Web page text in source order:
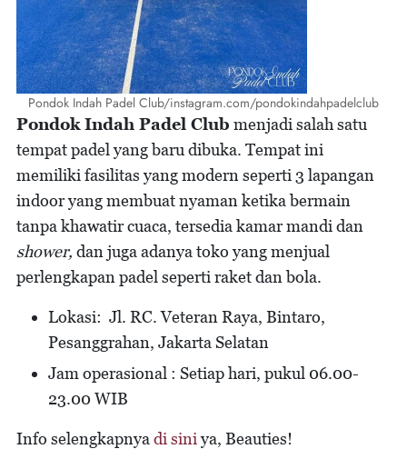
Pondok Indah Padel Club/instagram.com/pondokindahpadelclub
Pondok Indah Padel Club menjadi salah satu
tempat padel yang baru dibuka. Tempat ini
memiliki fasilitas yang modern seperti 3 lapangan
indoor yang membuat nyaman ketika bermain
tanpa khawatir cuaca, tersedia kamar mandi dan
shower, dan juga adanya toko yang menjual
perlengkapan padel seperti raket dan bola.
Lokasi: Jl. RC. Veteran Raya, Bintaro,
Pesanggrahan, Jakarta Selatan
Jam operasional : Setiap hari, pukul 06.00-
23.00 WIB
Info selengkapnya di siniya, Beauties!